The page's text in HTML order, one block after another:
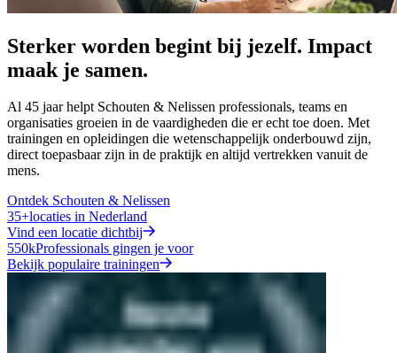
Sterker worden begint bij jezelf. Impact
maak je samen.
Al 45 jaar helpt Schouten & Nelissen professionals, teams en
organisaties groeien in de vaardigheden die er echt toe doen. Met
trainingen en opleidingen die wetenschappelijk onderbouwd zijn,
direct toepasbaar zijn in de praktijk en altijd vertrekken vanuit de
mens.
Ontdek Schouten & Nelissen
35+locaties in Nederland
Vind een locatie dichtbij
550kProfessionals gingen je voor
Bekijk populaire trainingen